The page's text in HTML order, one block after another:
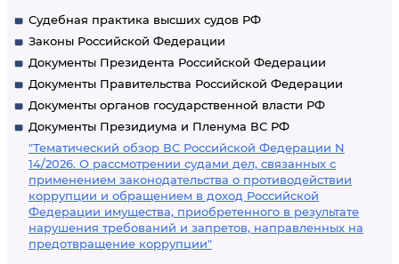
Судебная практика высших судов РФ
Законы Российской Федерации
Документы Президента Российской Федерации
Документы Правительства Российской Федерации
Документы органов государственной власти РФ
Документы Президиума и Пленума ВС РФ
"Тематический обзор ВС Российской Федерации N
14/2026. О рассмотрении судами дел, связанных с
применением законодательства о противодействии
коррупции и обращением в доход Российской
Федерации имущества, приобретенного в результате
нарушения требований и запретов, направленных на
предотвращение коррупции"